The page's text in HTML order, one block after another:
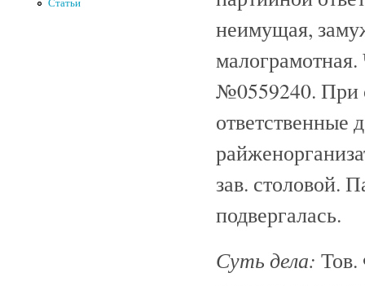
Статьи
неимущая,
№0559240. При
ответственные
зав. столовой.
подвергалась.
Суть дела: Тов.